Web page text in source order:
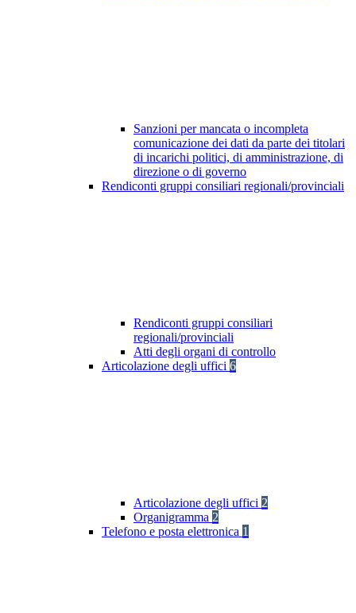
Sanzioni per mancata o incompleta
comunicazione dei dati da parte dei titolari
di incarichi politici, di amministrazione, di
direzione o di governo
Rendiconti gruppi consiliari regionali/provinciali
Rendiconti gruppi consiliari
regionali/provinciali
Atti degli organi di controllo
Articolazione degli uffici 6
Articolazione degli uffici 2
Organigramma 2
Telefono e posta elettronica 1